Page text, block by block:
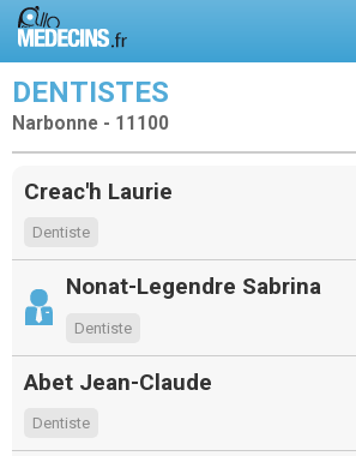
DENTISTES
Narbonne - 11100
Creac'h Laurie
Dentiste
Nonat-Legendre Sabrina
Dentiste
Abet Jean-Claude
Dentiste